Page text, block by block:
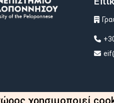
χρησιμοποιεί